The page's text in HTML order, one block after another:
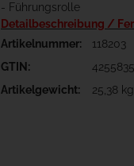
- Führungsrolle
Detailbeschreibung /
Artikelnummer:
118203
GTIN:
Artikelgewicht:
25,38 kg